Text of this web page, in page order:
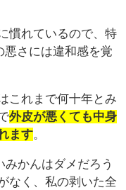
慣れているので、特
悪さには違和感を覚
これまで何十年とみ
外皮が悪くても中身
ます。
かんはダメだろう
なく、私の剥いた全